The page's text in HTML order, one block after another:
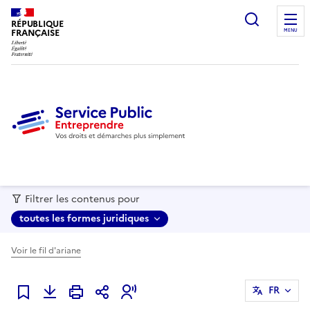
RÉPUBLIQUE
FRANÇAISE MENU
Filtrer les contenus pour
toutes les formes juridiques
Voir le fil d'ariane
Ajouter à mes favoris
FR